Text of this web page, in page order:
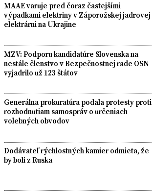
MAAE varuje pred čoraz častejšími
výpadkami elektriny v Záporožskej jadrovej
elektrárni na Ukrajine
MZV: Podporu kandidatúre Slovenska na
nestále členstvo v Bezpečnostnej rade OSN
vyjadrilo už 123 štátov
Generálna prokuratúra podala protesty proti
rozhodnutiam samospráv o určeniach
volebných obvodov
Dodávateľ rýchlostných kamier odmieta, že
by boli z Ruska